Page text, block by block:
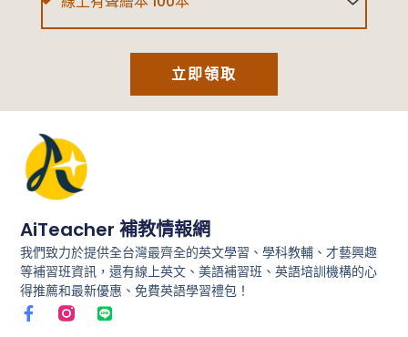
立即領取
AiTeacher 補教情報網
我們致力於提供全台灣最齊全的英文學習、學科教輔、才藝興趣
等補習班資訊，還有線上英文、美語補習班、英語培訓機構的心
得推薦和最新優惠、免費英語學習禮包！
F
a
L
i